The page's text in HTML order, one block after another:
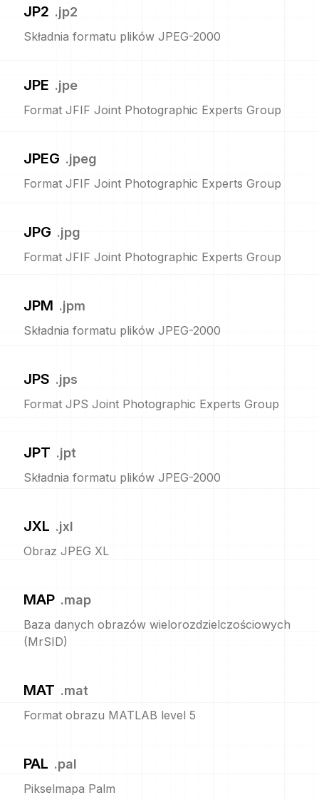
JP2 .jp2
Składnia formatu plików JPEG-2000
JPE .jpe
Format JFIF Joint Photographic Experts Group
JPEG .jpeg
Format JFIF Joint Photographic Experts Group
JPG .jpg
Format JFIF Joint Photographic Experts Group
JPM .jpm
Składnia formatu plików JPEG-2000
JPS .jps
Format JPS Joint Photographic Experts Group
JPT .jpt
Składnia formatu plików JPEG-2000
JXL .jxl
Obraz JPEG XL
MAP .map
Baza danych obrazów wielorozdzielczościowych
(MrSID)
MAT .mat
Format obrazu MATLAB level 5
PAL .pal
Pikselmapa Palm